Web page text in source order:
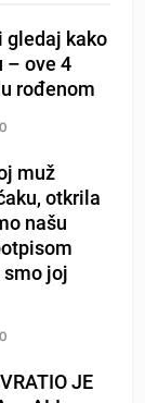
gledaj kako
– ove 4
rođenom
0
muž
otkrila
našu
smo joj
0
JE